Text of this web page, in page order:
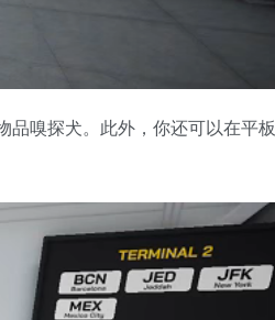
嗅探犬。此外，你还可以在平板